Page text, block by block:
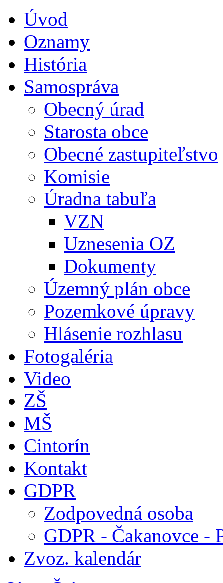
Úvod
Oznamy
História
Samospráva
Obecný úrad
Starosta obce
Obecné zastupiteľstvo
Komisie
Úradna tabuľa
VZN
Uznesenia OZ
Dokumenty
Územný plán obce
Pozemkové úpravy
Hlásenie rozhlasu
Fotogaléria
Video
ZŠ
MŠ
Cintorín
Kontakt
GDPR
Zodpovedná osoba
GDPR - Čakanovce -
Zvoz. kalendár